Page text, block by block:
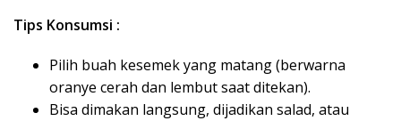
Tips Konsumsi :
Pilih buah kesemek yang matang (berwarna
oranye cerah dan lembut saat ditekan).
Bisa dimakan langsung, dijadikan salad, atau